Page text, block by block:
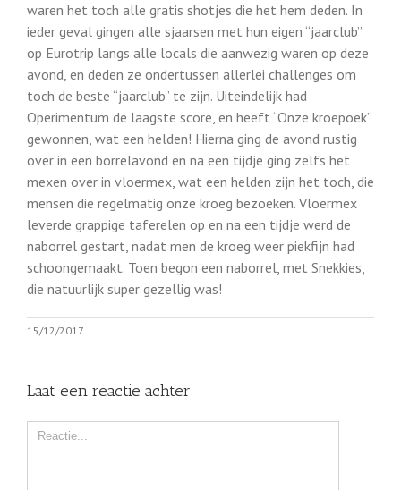
waren het toch alle gratis shotjes die het hem deden. In
ieder geval gingen alle sjaarsen met hun eigen “jaarclub”
op Eurotrip langs alle locals die aanwezig waren op deze
avond, en deden ze ondertussen allerlei challenges om
toch de beste “jaarclub” te zijn. Uiteindelijk had
Operimentum de laagste score, en heeft “Onze kroepoek”
gewonnen, wat een helden! Hierna ging de avond rustig
over in een borrelavond en na een tijdje ging zelfs het
mexen over in vloermex, wat een helden zijn het toch, die
mensen die regelmatig onze kroeg bezoeken. Vloermex
leverde grappige taferelen op en na een tijdje werd de
naborrel gestart, nadat men de kroeg weer piekfijn had
schoongemaakt. Toen begon een naborrel, met Snekkies,
die natuurlijk super gezellig was!
15/12/2017
Laat een reactie achter
Comment